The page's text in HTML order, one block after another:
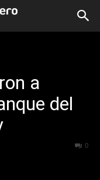
a
del
0